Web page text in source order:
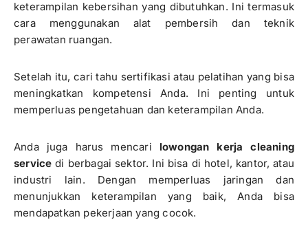
keterampilan kebersihan yang dibutuhkan. Ini termasuk
cara menggunakan alat pembersih dan teknik
perawatan ruangan.
Setelah itu, cari tahu sertifikasi atau pelatihan yang bisa
meningkatkan kompetensi Anda. Ini penting untuk
memperluas pengetahuan dan keterampilan Anda.
Anda juga harus mencari lowongan kerja cleaning
service di berbagai sektor. Ini bisa di hotel, kantor, atau
industri lain. Dengan memperluas jaringan dan
menunjukkan keterampilan yang baik, Anda bisa
mendapatkan pekerjaan yang cocok.